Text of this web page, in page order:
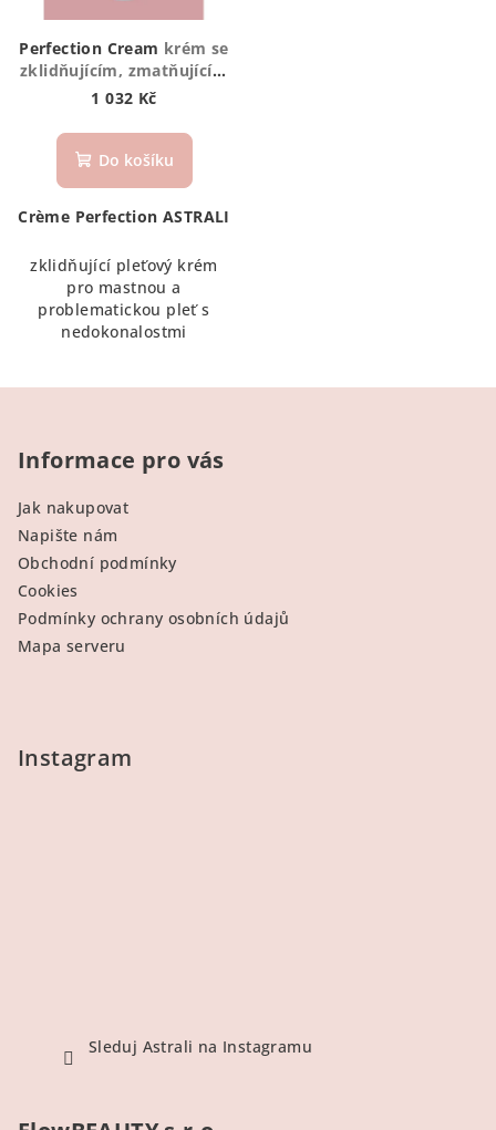
Perfection Cream krém se
zklidňujícím, zmatňujícím
a hojivým účinkem pro
s nedokonalostmi
1 032 Kč
Do košíku
Crème Perfection ASTRALI
zklidňující pleťový krém
pro mastnou a
problematickou pleť s
nedokonalostmi
Informace pro vás
Jak nakupovat
Napište nám
Obchodní podmínky
Cookies
Podmínky ochrany osobních údajů
Mapa serveru
Instagram
Sleduj Astrali na Instagramu